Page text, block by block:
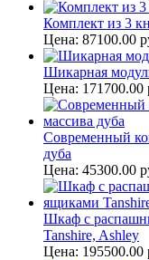
Комплект из 3
Цена: 87100.00
Шикарная
Цена: 171700.00
Современный
дуба
Цена: 45300.00
Шкаф с
Tanshire, Ashley
Цена: 195500.00